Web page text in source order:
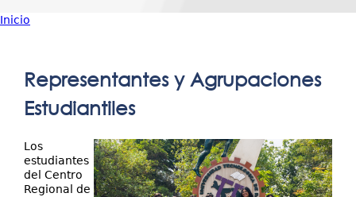
Investigación
Servicios
Contáctenos
está
aquí
Inicio
Representantes y Agrupaciones
Estudiantiles
Los
estudiantes
del Centro
Regional de